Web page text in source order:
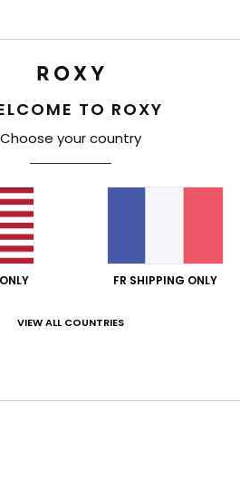
TO ROXY
Choose your country
FR SHIPPING ONLY
VIEW ALL COUNTRIES